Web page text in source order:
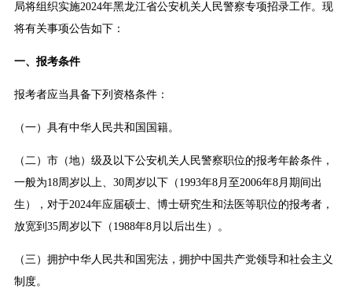
局将组织实施2024年黑龙江省公安机关人民警察专项招录工作。现
将有关事项公告如下：
一、报考条件
报考者应当具备下列资格条件：
（一）具有中华人民共和国国籍。
（二）市（地）级及以下公安机关人民警察职位的报考年龄条件，
一般为18周岁以上、30周岁以下（1993年8月至2006年8月期间出
生），对于2024年应届硕士、博士研究生和法医等职位的报考者，
放宽到35周岁以下（1988年8月以后出生）。
（三）拥护中华人民共和国宪法，拥护中国共产党领导和社会主义
制度。